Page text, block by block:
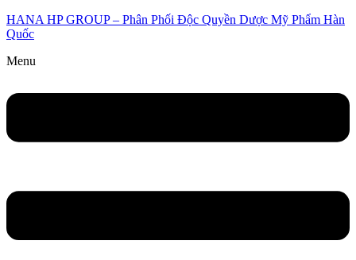
HANA HP GROUP – Phân Phối Độc Quyền Dược Mỹ Phẩm Hàn
Quốc
Menu